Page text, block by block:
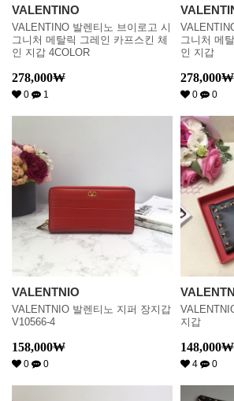
VALENTINO
VALENTINO 발렌티노 브이로고 시
그니처 메탈릭 그레인 카프스킨 체
인 지갑 4COLOR
278,000₩
0 1
그니처 메
인 지갑
278,000₩
0 0
VALENTNIO
VALENTNIO 발렌티노 지퍼 장지갑
V10566-4
158,000₩
0 0
VALENTNIO 발렌티노 카드&
지갑
148,000₩
4 0